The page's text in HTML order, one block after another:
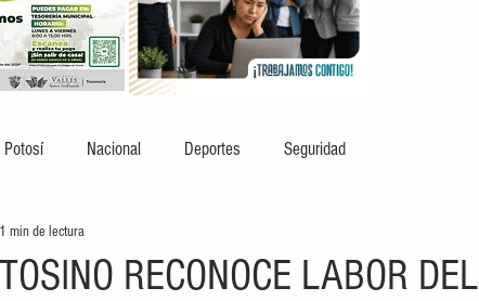
Potosí Nacional Deportes Seguridad
RECONOCE LABOR DEL
1 min de lectura